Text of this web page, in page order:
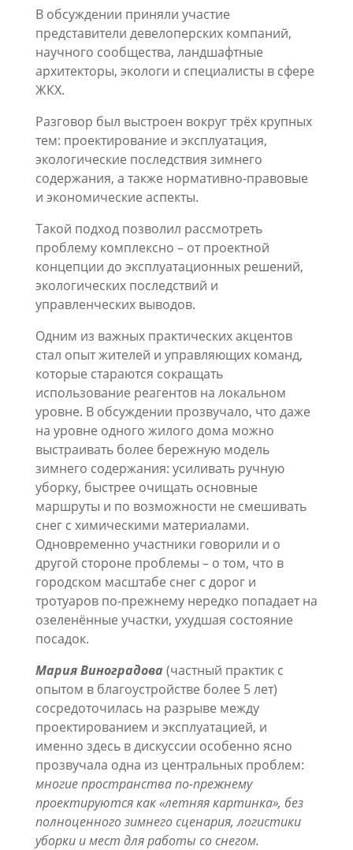
В обсуждении приняли участие
представители девелоперских компаний,
научного сообщества, ландшафтные
архитекторы, экологи и специалисты в сфере
ЖКХ.
Разговор был выстроен вокруг трёх крупных
тем: проектирование и эксплуатация,
экологические последствия зимнего
содержания, а также нормативно-правовые
и экономические аспекты.
Такой подход позволил рассмотреть
проблему комплексно – от проектной
концепции до эксплуатационных решений,
экологических последствий и
управленческих выводов.
Одним из важных практических акцентов
стал опыт жителей и управляющих команд,
которые стараются сокращать
использование реагентов на локальном
уровне. В обсуждении прозвучало, что даже
на уровне одного жилого дома можно
выстраивать более бережную модель
зимнего содержания: усиливать ручную
уборку, быстрее очищать основные
маршруты и по возможности не смешивать
снег с химическими материалами.
Одновременно участники говорили и о
другой стороне проблемы – о том, что в
городском масштабе снег с дорог и
тротуаров по-прежнему нередко попадает на
озеленённые участки, ухудшая состояние
посадок.
Мария Виноградова (частный практик с
опытом в благоустройстве более 5 лет)
сосредоточилась на разрыве между
проектированием и эксплуатацией, и
именно здесь в дискуссии особенно ясно
прозвучала одна из центральных проблем:
многие пространства по-прежнему
проектируются как «летняя картинка», без
полноценного зимнего сценария, логистики
уборки и мест для работы со снегом.